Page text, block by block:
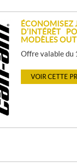
ÉCONOMISEZ
D’INTÉRÊT
MODÈLES
Offre valable du
VOIR CETTE